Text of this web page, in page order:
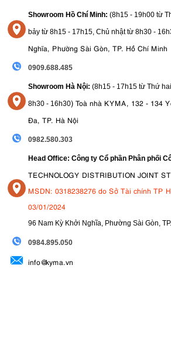
Showroom Hồ Chí Minh: (8h15 - 19h00 từ
bảy từ 8h15 - 17h15, Chủ nhật từ 8h30 -
Nghĩa, Phường Sài Gòn, TP. Hồ Chí Minh
0909.688.485
Showroom Hà Nội: (8h15 - 17h15 từ Thứ
8h30 - 16h30) Toà nhà KYMA, 132 - 134
Đa, TP. Hà Nội
0982.580.303
Head Office: Công ty Cổ phần Phân phối
TECHNOLOGY DISTRIBUTION JOINT
MSDN: 0318238276 do Sở Tài chính TP
03/01/2024
96 Nam Kỳ Khởi Nghĩa, Phường Sài Gòn,
0984.895.050
info@kyma.vn